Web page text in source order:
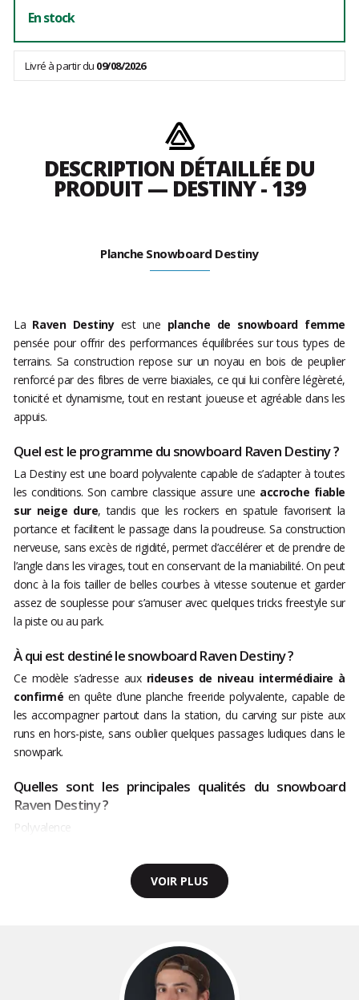
En stock
Livré à partir du 09/08/2026
DESCRIPTION DÉTAILLÉE DU
PRODUIT — DESTINY - 139
Planche Snowboard Destiny
La Raven Destinyest une planche de snowboard femme
pensée pour offrir des performances équilibrées sur tous types de
terrains. Sa construction repose sur un noyau en bois de peuplier
renforcé par des fibres de verre biaxiales, ce qui lui confère légèreté,
tonicité et dynamisme, tout en restant joueuse et agréable dans les
appuis.
Quel est le programme du snowboard Raven Destiny ?
La Destiny est une board polyvalente capable de s’adapter à toutes
les conditions. Son cambre classique assure une accroche fiable
sur neige dure, tandis que les rockers en spatule favorisent la
portance et facilitent le passage dans la poudreuse. Sa construction
nerveuse, sans excès de rigidité, permet d’accélérer et de prendre de
l’angle dans les virages, tout en conservant de la maniabilité. On peut
donc à la fois tailler de belles courbes à vitesse soutenue et garder
assez de souplesse pour s’amuser avec quelques tricks freestyle sur
la piste ou au park.
À qui est destiné le snowboard Raven Destiny ?
Ce modèle s’adresse aux rideuses de niveau intermédiaire à
confirmé en quête d’une planche freeride polyvalente, capable de
les accompagner partout dans la station, du carving sur piste aux
runs en hors-piste, sans oublier quelques passages ludiques dans le
snowpark.
Quelles sont les principales qualités du snowboard
Raven Destiny ?
Polyvalence
VOIR PLUS